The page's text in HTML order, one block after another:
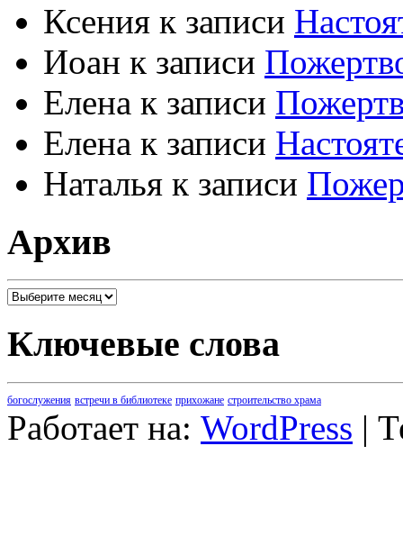
Ксения к записи
Иоан к записи
Елена к записи
Елена к записи
Наталья к записи
Архив
Архив
Ключевые слова
богослужения встречи в библиотеке прихожане строительство храма
Работает на: WordPress |